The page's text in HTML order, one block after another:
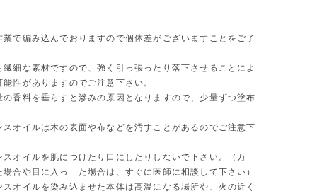
業で編み込んでおりますので個体差がございますことをご了
繊細な素材ですので、強く引っ張ったり落下させることによ
性がありますのでご注意下さい。
の香料を垂らすと滲みの原因となりますので、少量ずつ塗布
スオイルは木の表面や布などを汚すことがあるのでご注意下
スオイルを肌につけたり口にしたりしないで下さい。（万
場合や目に入っ た場合は、すぐに医師に相談して下さい）
スオイルを染み込ませた本体は高温になる場所や、火の近く